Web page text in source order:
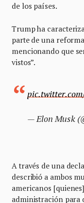
de los países.
Trump ha
parte de una
mencionando que
vistos”.
— Elon Musk
A través de una
describió a ambos
americanos
administración para